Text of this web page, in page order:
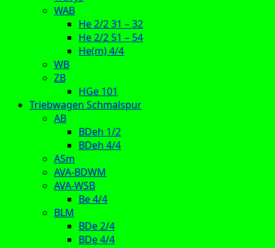
WAB
He 2/2 31 – 32
He 2/2 51 – 54
He(m) 4/4
WB
ZB
HGe 101
Triebwagen Schmalspur
AB
BDeh 1/2
BDeh 4/4
ASm
AVA-BDWM
AVA-WSB
Be 4/4
BLM
BDe 2/4
BDe 4/4